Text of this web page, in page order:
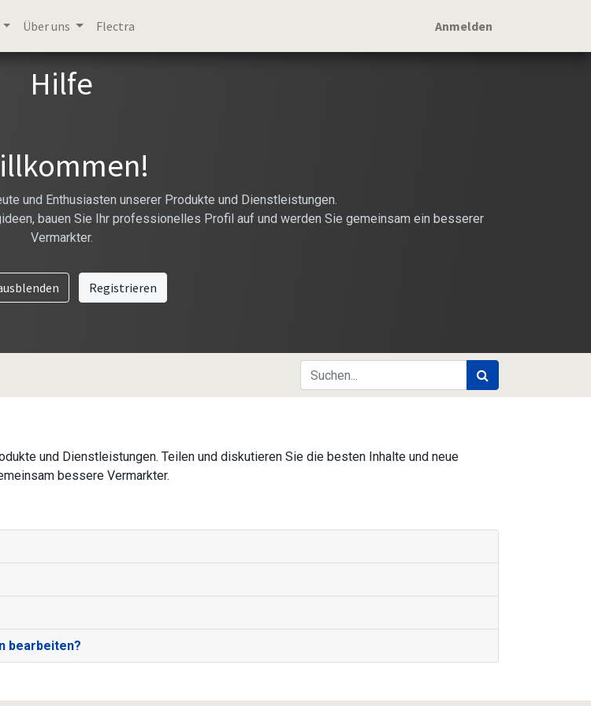
Über uns Flectra Anmelden
Hilfe
und Enthusiasten unserer Produkte und Dienstleistungen.
bauen Sie Ihr professionelles Profil auf und werden Sie gemeinsam ein besserer
Vermarkter.
Registrieren
und Dienstleistungen. Teilen und diskutieren Sie die besten Inhalte und neue
bessere Vermarkter.
bearbeiten?